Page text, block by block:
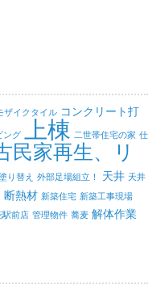
ザイクタイル コンクリート打
ング 上棟 二世帯住宅の家 仕
民家再生、リ
り替え 外部足場組立！ 天井 天井
断熱材 新築住宅 新築工事現場
駅前店 管理物件 蕎麦 解体作業